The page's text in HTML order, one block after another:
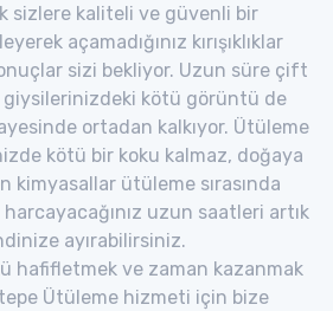
sizlere kaliteli ve güvenli bir
açamadığınız kırışıklıklar
sizi bekliyor. Uzun süre çift
giysilerinizdeki kötü görüntü de
ortadan kalkıyor. Ütüleme
kötü bir koku kalmaz, doğaya
kimyasallar ütüleme sırasında
uzun saatleri artık
ayırabilirsiniz.
hafifletmek ve zaman kazanmak
Ütüleme hizmeti için bize